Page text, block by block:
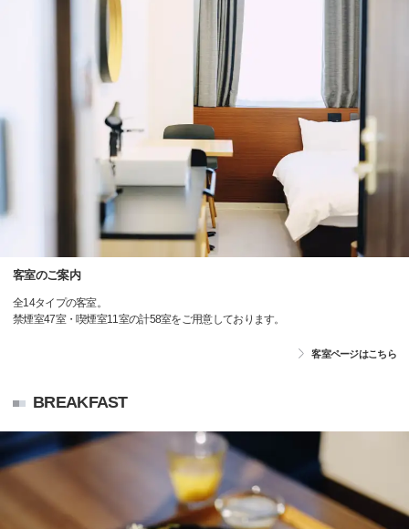
客室のご案内
全14タイプの客室。
禁煙室47室・喫煙室11室の計58室をご用意しております。
客室ページはこちら
BREAKFAST